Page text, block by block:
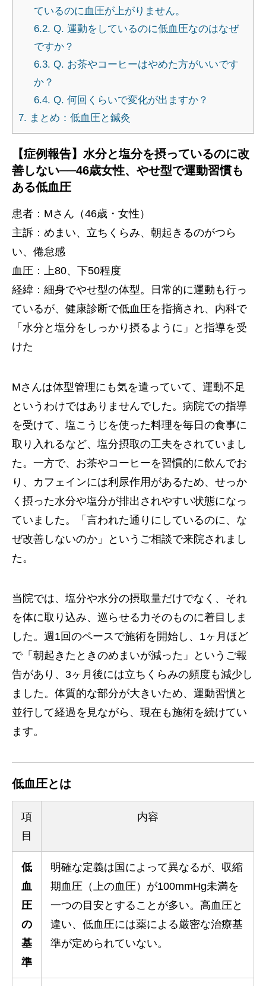
ているのに血圧が上がりません。
6.2. Q. 運動をしているのに低血圧なのはなぜ
ですか？
6.3. Q. お茶やコーヒーはやめた方がいいです
か？
6.4. Q. 何回くらいで変化が出ますか？
7. まとめ：低血圧と鍼灸
【症例報告】水分と塩分を摂っているのに改
善しない──46歳女性、やせ型で運動習慣も
ある低血圧
患者：Mさん（46歳・女性）
主訴：めまい、立ちくらみ、朝起きるのがつら
い、倦怠感
血圧：上80、下50程度
経緯：細身でやせ型の体型。日常的に運動も行っ
ているが、健康診断で低血圧を指摘され、内科で
「水分と塩分をしっかり摂るように」と指導を受
けた
Mさんは体型管理にも気を遣っていて、運動不足
というわけではありませんでした。病院での指導
を受けて、塩こうじを使った料理を毎日の食事に
取り入れるなど、塩分摂取の工夫をされていまし
た。一方で、お茶やコーヒーを習慣的に飲んでお
り、カフェインには利尿作用があるため、せっか
く摂った水分や塩分が排出されやすい状態になっ
ていました。「言われた通りにしているのに、な
ぜ改善しないのか」というご相談で来院されまし
た。
当院では、塩分や水分の摂取量だけでなく、それ
を体に取り込み、巡らせる力そのものに着目しま
した。週1回のペースで施術を開始し、1ヶ月ほど
で「朝起きたときのめまいが減った」というご報
告があり、3ヶ月後には立ちくらみの頻度も減少し
ました。体質的な部分が大きいため、運動習慣と
並行して経過を見ながら、現在も施術を続けてい
ます。
低血圧とは
項
目
内容
低
血
圧
の
基
準
明確な定義は国によって異なるが、収縮
期血圧（上の血圧）が100mmHg未満を
一つの目安とすることが多い。高血圧と
違い、低血圧には薬による厳密な治療基
準が定められていない。